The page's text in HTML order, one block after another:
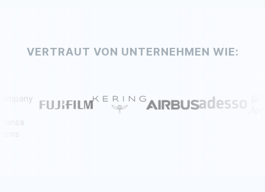
VERTRAUT VON UNTERNEHMEN WIE: